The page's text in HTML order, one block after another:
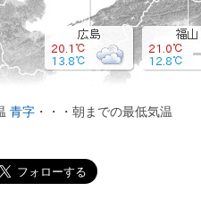
青字 ・・・朝までの最低気温